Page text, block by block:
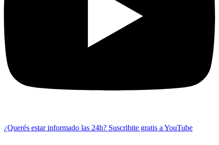
¿Querés estar informado las 24h? Suscribite gratis a YouTube